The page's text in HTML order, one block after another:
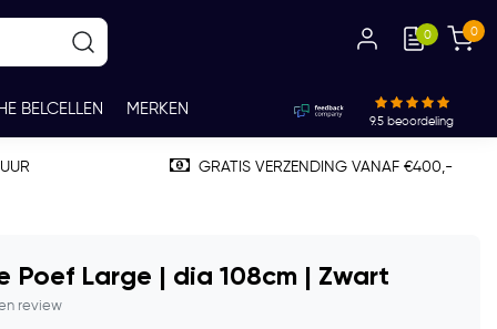
0 0
BELCELLEN MERKEN
9.5 beoordeling
GRATIS VERZENDING VANAF €400,-
Poef Large | dia 108cm | Zwart
review